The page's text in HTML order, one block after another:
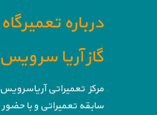
درباره
گاز آریا
مرکز تعمیراتی آریاسرویس
سابقه تعمیراتی و با حضور